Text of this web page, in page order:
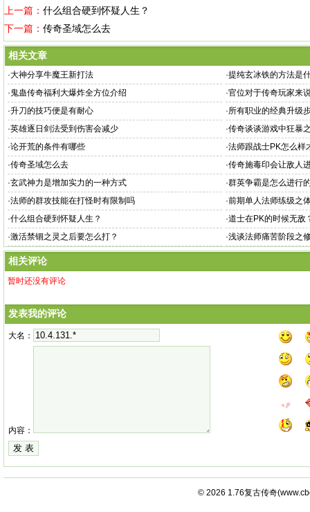
上一篇： 什么组合硬到怀疑人生？
下一篇： 传奇圣域怎么去
相关文章
·大神分享牛魔王新打法 ·提纯玄冰铁的方法是
· 鬼蛊传奇福利大爆炸全方位介绍 ·官位对于传奇玩家来
·升刀的技巧便是有耐心 ·所有职业的经典升级
·英雄逐日剑法受到伤害会减少 ·传奇谈谈游戏中狂暴
·论开荒的条件有哪些 ·法师跟战士PK怎么样
·传奇圣域怎么去 ·传奇施毒印会让敌人
·玄武神力是增加实力的一种方式 ·群英争霸是怎么进行
·法师的群攻技能在打怪时有限制吗 ·前期单人法师练级之
·什么组合硬到怀疑人生？ ·道士在PK的时候无敌
·激活禁锢之灵之后要怎么打？ ·浅谈法师痛苦阶段之
相关评论
暂时还没有评论
发表我的评论
大名：
内容：
© 2026 1.76复古传奇(